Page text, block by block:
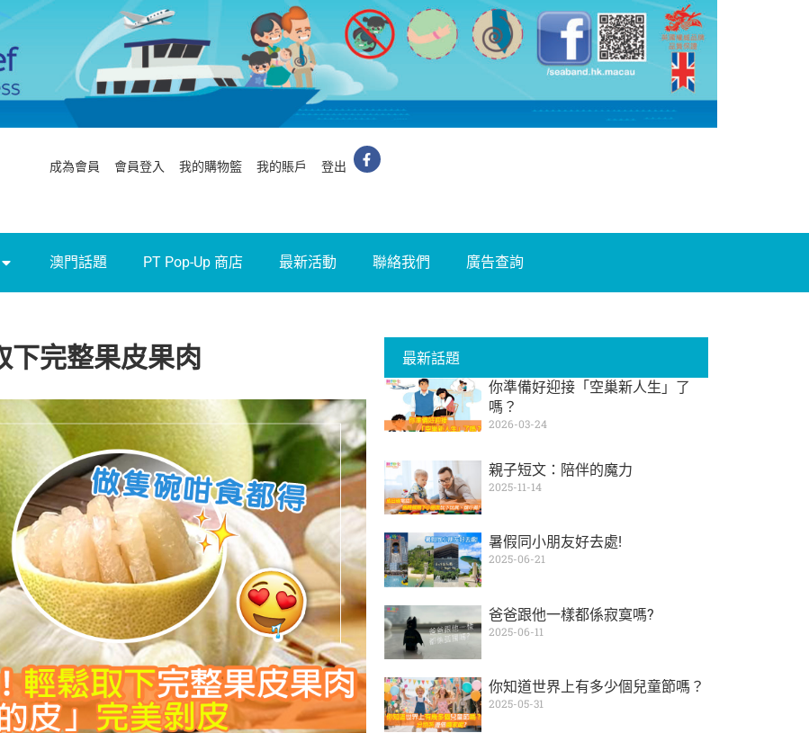
成為會員 會員登入 我的購物籃 我的賬戶 登出
澳門話題 PT Pop-Up 商店 最新活動 聯絡我們 廣告查詢
下完整果皮果肉 最新話題
你準備好迎接「空巢新人生」了
嗎？
2026-03-24
親子短文：陪伴的魔力
2025-11-14
暑假同小朋友好去處!
2025-06-21
爸爸跟他一樣都係寂寞嗎?
2025-06-11
你知道世界上有多少個兒童節嗎？
2025-05-31